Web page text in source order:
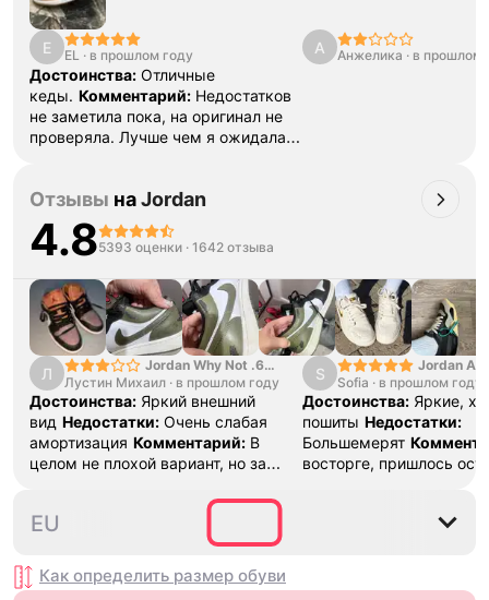
E EL · в прошлом году
Достоинства: Отличные
кеды. Комментарий: Недостатков
не заметила пока, на оригинал не
проверяла. Лучше чем я ожидала,
отлично! Надеюсь
оригинал)
Ответ поддержки:
Благодарим за отзыв 🦄 Откиньте
сомнения в сторону, мы
гарантируем подлинность товара!
Если по каким-то причинам у вас
на руках окажется подделка — мы
вернем деньги в трехкратном
размере. Каждый товар проходит
проверку на оригинальность,
ознакомиться подробно вы можете
в разделе Блог «Проверка на
оригинальность»
А Анжелика · в прошлом
Отзывы наJordan
4.85393 оценки · 1642 отзыва
Л
Jordan Why Not .6
"Bright Crimson" PF
Лустин Михаил · в прошлом году
Достоинства: Яркий внешний
вид Недостатки: Очень слабая
амортизация Комментарий: В
целом не плохой вариант, но за
множество других более хороших
баскетбольных кроссовок
S
Jordan Air
SE "Turf
Sofia · в прошлом году
Достоинства: Яркие,
пошиты Недостатки:
Большемерят
восторге, пришлось
38
EU
Как определить размер обуви